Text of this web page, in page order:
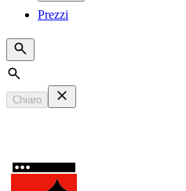
Prezzi
Search
Chiaro